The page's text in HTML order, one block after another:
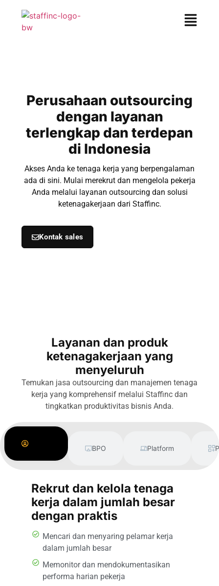
Perusahaan outsourcing
dengan layanan
terlengkap dan terdepan
di Indonesia
Akses Anda ke tenaga kerja yang berpengalaman
ada di sini. Mulai merekrut dan mengelola pekerja
Anda melalui layanan outsourcing dan solusi
ketenagakerjaan dari Staffinc.​
Kontak sales
Layanan dan produk
ketenagakerjaan yang
menyeluruh
Temukan jasa outsourcing dan manajemen tenaga
kerja yang komprehensif melalui Staffinc dan
tingkatkan produktivitas bisnis Anda.
BPO Platform
Rekrut dan kelola tenaga
kerja dalam jumlah besar
dengan praktis
Mencari dan menyaring pelamar kerja
dalam jumlah besar
Memonitor dan mendokumentasikan
performa harian pekerja